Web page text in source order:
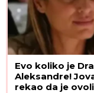
Evo koliko je
Aleksandre!
rekao da je